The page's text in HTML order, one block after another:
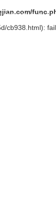
cb938.html):
榴莲视频破解